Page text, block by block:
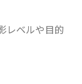
レベルや目的